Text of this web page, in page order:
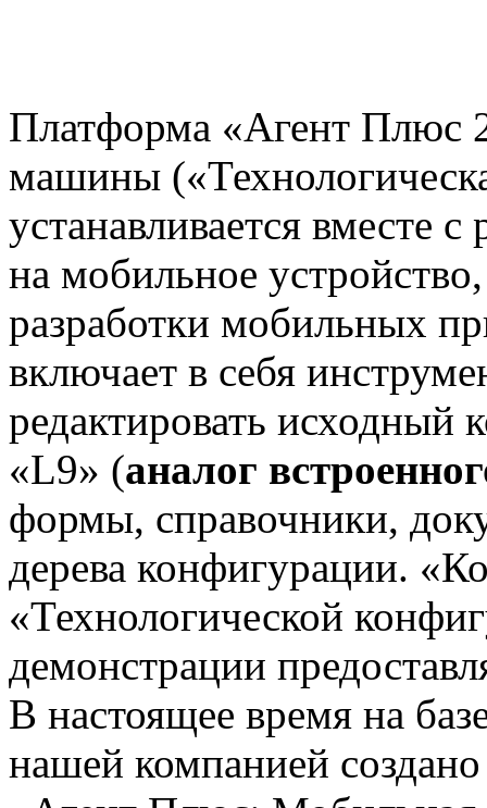
Платформа «Агент Плюс
машины
устанавливается вместе
на мобильное
разработки мобильных
включает в себя
редактировать исходный
«L9» (аналог
формы, справочники,
дерева конфигурации.
«Технологической
демонстрации
В настоящее время на
нашей компанией